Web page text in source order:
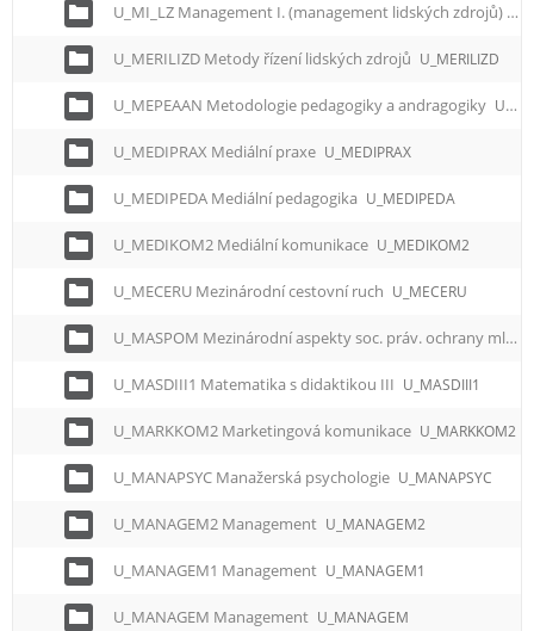
U_MI_LZ Management I. (management lidských zdrojů)
U_MERILIZD Metody řízení lidských zdrojů U_MERILIZD
U_MEPEAAN Metodologie pedagogiky a andragogiky U_MEPEAAN
U_MEDIPRAX Mediální praxe U_MEDIPRAX
U_MEDIPEDA Mediální pedagogika U_MEDIPEDA
U_MEDIKOM2 Mediální komunikace U_MEDIKOM2
U_MECERU Mezinárodní cestovní ruch U_MECERU
U_MASPOM Mezinárodní aspekty soc. práv. ochrany mládeže
U_MASDIII1 Matematika s didaktikou III U_MASDIII1
U_MARKKOM2 Marketingová komunikace U_MARKKOM2
U_MANAPSYC Manažerská psychologie U_MANAPSYC
U_MANAGEM2 Management U_MANAGEM2
U_MANAGEM1 Management U_MANAGEM1
U_MANAGEM Management U_MANAGEM